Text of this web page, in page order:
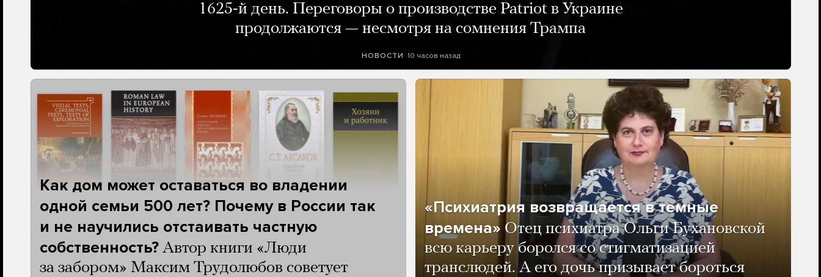
1625-й день. Переговоры о производстве Patriot в Украине
продолжаются — несмотря на сомнения Трампа
НОВОСТИ 10 часов назад
Как дом может оставаться во владении
одной семьи 500 лет? Почему в России так
и не научились отстаивать частную
собственность? Автор книги «Люди
за забором» Максим Трудолюбов советует
«Психиатрия возвращается в темные
времена» Отец психиатра Ольги Бухановской
всю карьеру боролся со стигматизацией
транслюдей. А его дочь призывает бороться